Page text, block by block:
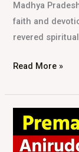
Madhya
faith and
revered spiritual
Read More »
खुशबू
पाटनी